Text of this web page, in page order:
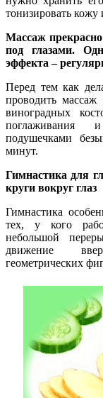
тонизировать кожу
Массаж
под глазами.
эффекта –
Перед тем как
проводить массаж
виноградных
поглаживания
подушечками
минут.
Гимнастика для
круги вокруг глаз
Гимнастика
тех, у кого
небольшой
движение
геометрических